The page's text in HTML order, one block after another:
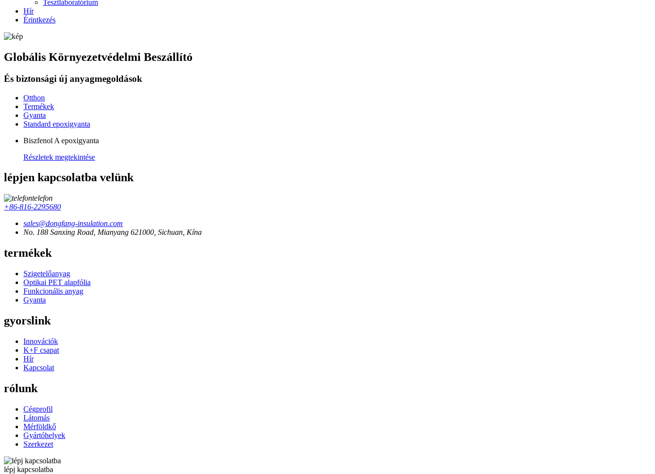
Tesztlaboratórium
Hír
Érintkezés
Globális Környezetvédelmi Beszállító
És biztonsági új anyagmegoldások
Otthon
Termékek
Gyanta
Standard epoxigyanta
Biszfenol A epoxigyanta
Részletek megtekintése
lépjen kapcsolatba velünk
telefon
+86-816-2295680
sales@dongfang-insulation.com
No. 188 Sanxing Road, Mianyang 621000, Sichuan, Kína
termékek
Szigetelőanyag
Optikai PET alapfólia
Funkcionális anyag
Gyanta
gyorslink
Innovációk
K+F csapat
Hír
Kapcsolat
rólunk
Cégprofil
Látomás
Mérföldkő
Gyártóhelyek
Szerkezet
lépj kapcsolatba